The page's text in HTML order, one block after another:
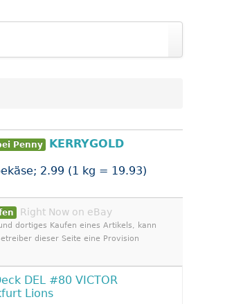
Penny
KERRYGOLD
2.99 (1 kg = 19.93)
Right Now on eBay
dortiges Kaufen eines Artikels, kann
dieser Seite eine Provision
DEL #80 VICTOR
Lions